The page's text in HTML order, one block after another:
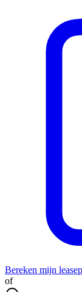
Bereken mijn
of